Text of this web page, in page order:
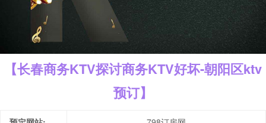
【长春商务KTV探讨商务KTV好坏-朝阳区ktv
预订】